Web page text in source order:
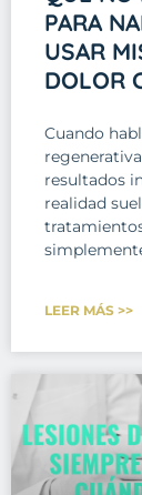
PARA
USAR
DOLOR
Cuando
resultados
realidad
LEER MÁS >>